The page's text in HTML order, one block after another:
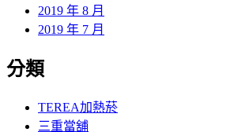
2019 年 8 月
2019 年 7 月
分類
TEREA加熱菸
三重當舖